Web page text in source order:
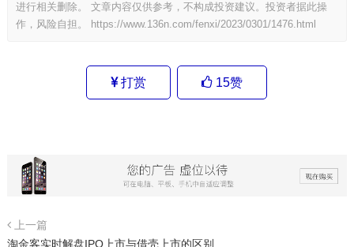
进行相关删除。 文章内容仅供参考，不构成投资建议。投资者据此操
作，风险自担。
https://www.136n.com/fenxi/2023/0301/1476.html
打赏 15赞
上一篇
淘金客实时解盘IPO上市与借壳上市的区别